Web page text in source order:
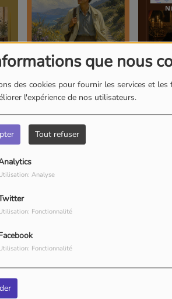
que nous
des cookies pour fournir les services et
l'expérience de nos utilisateurs.
Tout refuser
Analyse
Fonctionnalité
Fonctionnalité